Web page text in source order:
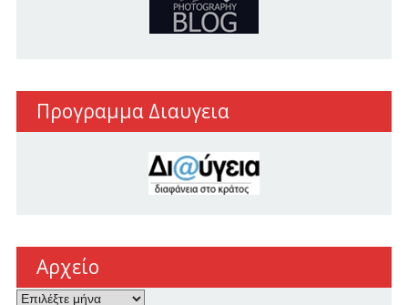
Προγραμμα Διαυγεια
Αρχείο
Αρχείο